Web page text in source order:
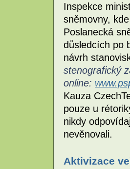
Inspekce
sněmovny,
Poslanecká
důsledcích po
návrh
stenografický
online:
Kauza
pouze u
nikdy
nevěnovali.
Aktivizace